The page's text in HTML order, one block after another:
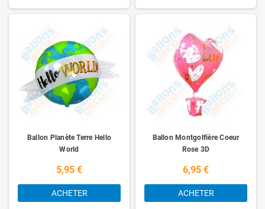
Ballon Planète Terre Hello
World
5,95 €
ACHETER
Ballon Montgolfière Coeur
Rose 3D
6,95 €
ACHETER